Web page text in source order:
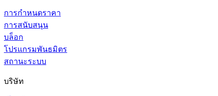
การกำหนดราคา
การสนับสนุน
บล็อก
โปรแกรมพันธมิตร
สถานะระบบ
บริษัท